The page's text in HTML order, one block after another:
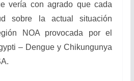
vería con agrado que cada
sobre la actual situación
NOA provocada por el
– Dengue y Chikungunya